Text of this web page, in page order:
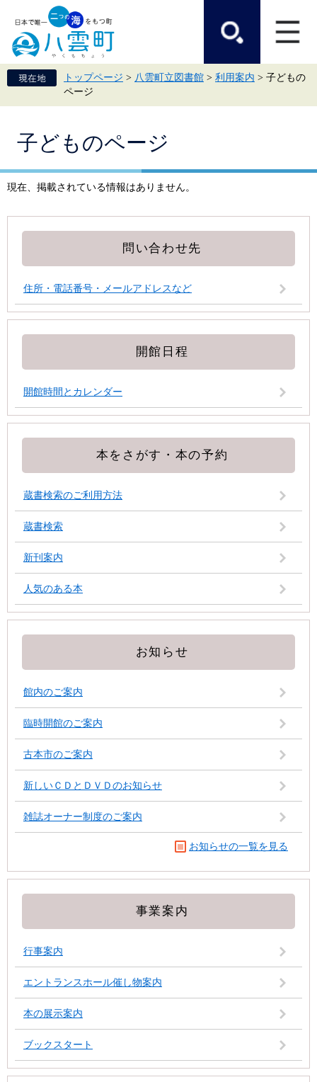
頭
で
飛
ば
て
トップページ > 八雲町立図書館 > 利用案内 > 子どもの
ページ
子どものページ
現在、掲載されている情報はありません。
問い合わせ先
住所・電話番号・メールアドレスなど
開館日程
開館時間とカレンダー
本をさがす・本の予約
蔵書検索のご利用方法
蔵書検索
新刊案内
人気のある本
お知らせ
館内のご案内
臨時開館のご案内
古本市のご案内
新しいＣＤとＤＶＤのお知らせ
雑誌オーナー制度のご案内
お知らせの一覧を見る
事業案内
行事案内
エントランスホール催し物案内
本の展示案内
ブックスタート